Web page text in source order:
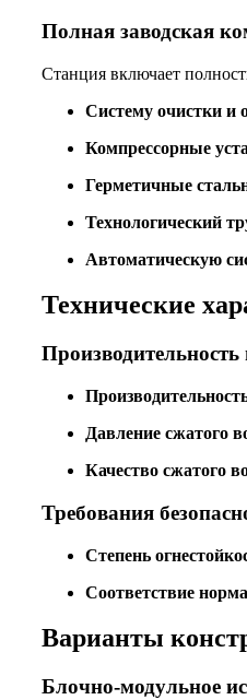
Полная заводская
Станция включает
Систему очистки и
Компрессорные
Герметичные
Технологический
Автоматическую
Технические
Давление сжатого
Качество сжатого
Требования
Степень
Соответствие
Варианты
Блочно-модульное